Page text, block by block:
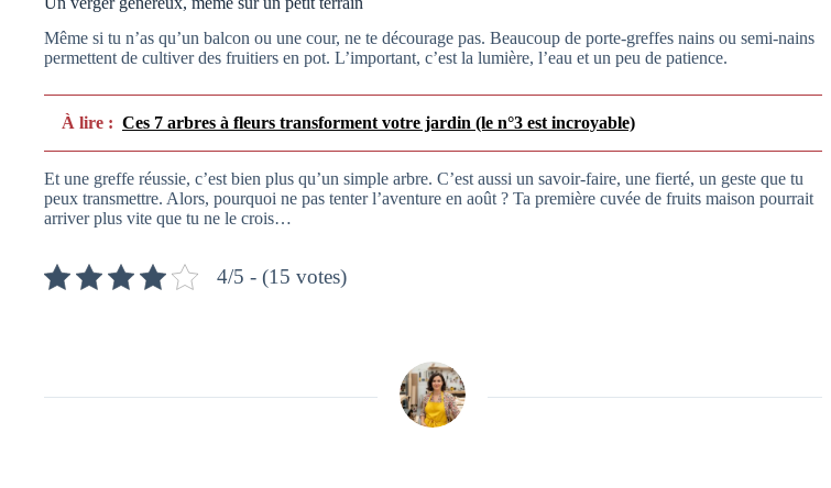
Même si tu n’as qu’un balcon ou une cour, ne te décourage pas. Beaucoup de porte-greffes nains ou semi-nains
permettent de cultiver des fruitiers en pot. L’important, c’est la lumière, l’eau et un peu de patience.
À lire : Ces 7 arbres à fleurs transforment votre jardin (le n°3 est incroyable)
Et une greffe réussie, c’est bien plus qu’un simple arbre. C’est aussi un savoir-faire, une fierté, un geste que tu
peux transmettre. Alors, pourquoi ne pas tenter l’aventure en août ? Ta première cuvée de fruits maison pourrait
arriver plus vite que tu ne le crois…
4/5 - (15 votes)